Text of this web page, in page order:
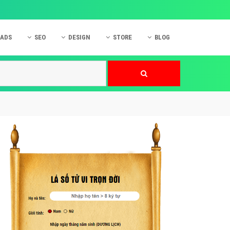
cáo Online
cáo Skype
cáo TVC
cáo Cốc Cốc
ứng dụng hay
SEO DESIGN
Hỏi đáp Website
STORE BLOG